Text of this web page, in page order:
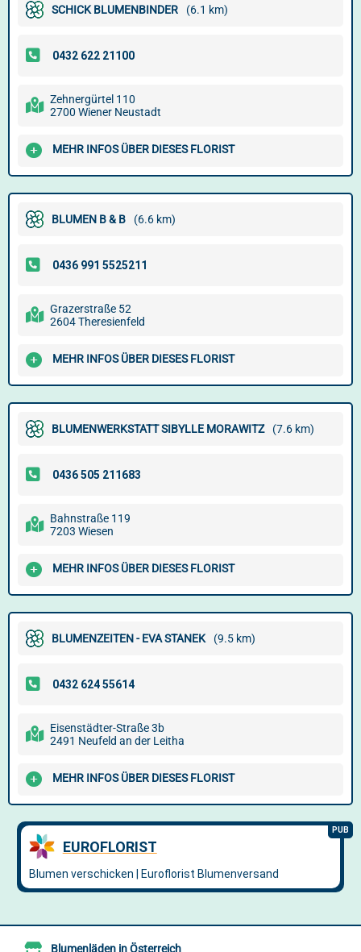
SCHICK BLUMENBINDER (6.1 km)
Zehnergürtel 110
2700 Wiener Neustadt
MEHR INFOS ÜBER DIESES FLORIST
BLUMEN B & B (6.6 km)
Grazerstraße 52
2604 Theresienfeld
MEHR INFOS ÜBER DIESES FLORIST
BLUMENWERKSTATT SIBYLLE MORAWITZ (7.6 km)
Bahnstraße 119
7203 Wiesen
MEHR INFOS ÜBER DIESES FLORIST
BLUMENZEITEN - EVA STANEK (9.5 km)
Eisenstädter-Straße 3b
2491 Neufeld an der Leitha
MEHR INFOS ÜBER DIESES FLORIST
Blumenläden in Österreich